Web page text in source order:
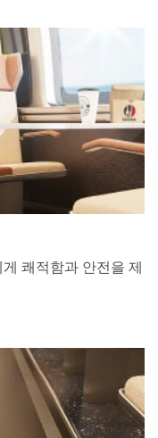
쾌적함과 안전을 제